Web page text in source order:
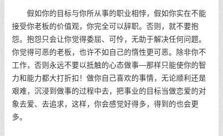
假如你的目标与你所从事的职业相悖，假如你实在不能
接受你老板的价值观，你完全可以辞职。否则，就不要抱
怨。抱怨只会让你觉得委屈、可怜，无助于解决任何问题。
你觉得可恶的老板，也许不如自己的惰性更可恶。除非你不
工作，否则永远不要以抵触的心态做事—那样只能使你的智
力和能力都大打折扣！做你自己喜欢的事情，无论顺利还是
艰难，沉浸到做事的过程中去，把事业的目标当做恋爱的对
象去爱、去追求，这样，你会感觉好得多，得到的也会更
多。